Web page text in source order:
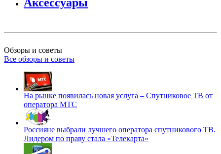
Обзоры и советы
Все обзоры и советы
На рынке появилась новая услуга – Спутниковое ТВ от
оператора МТС
Россияне выбрали лучшего оператора спутникового ТВ.
Лидером по праву стала «Телекарта»